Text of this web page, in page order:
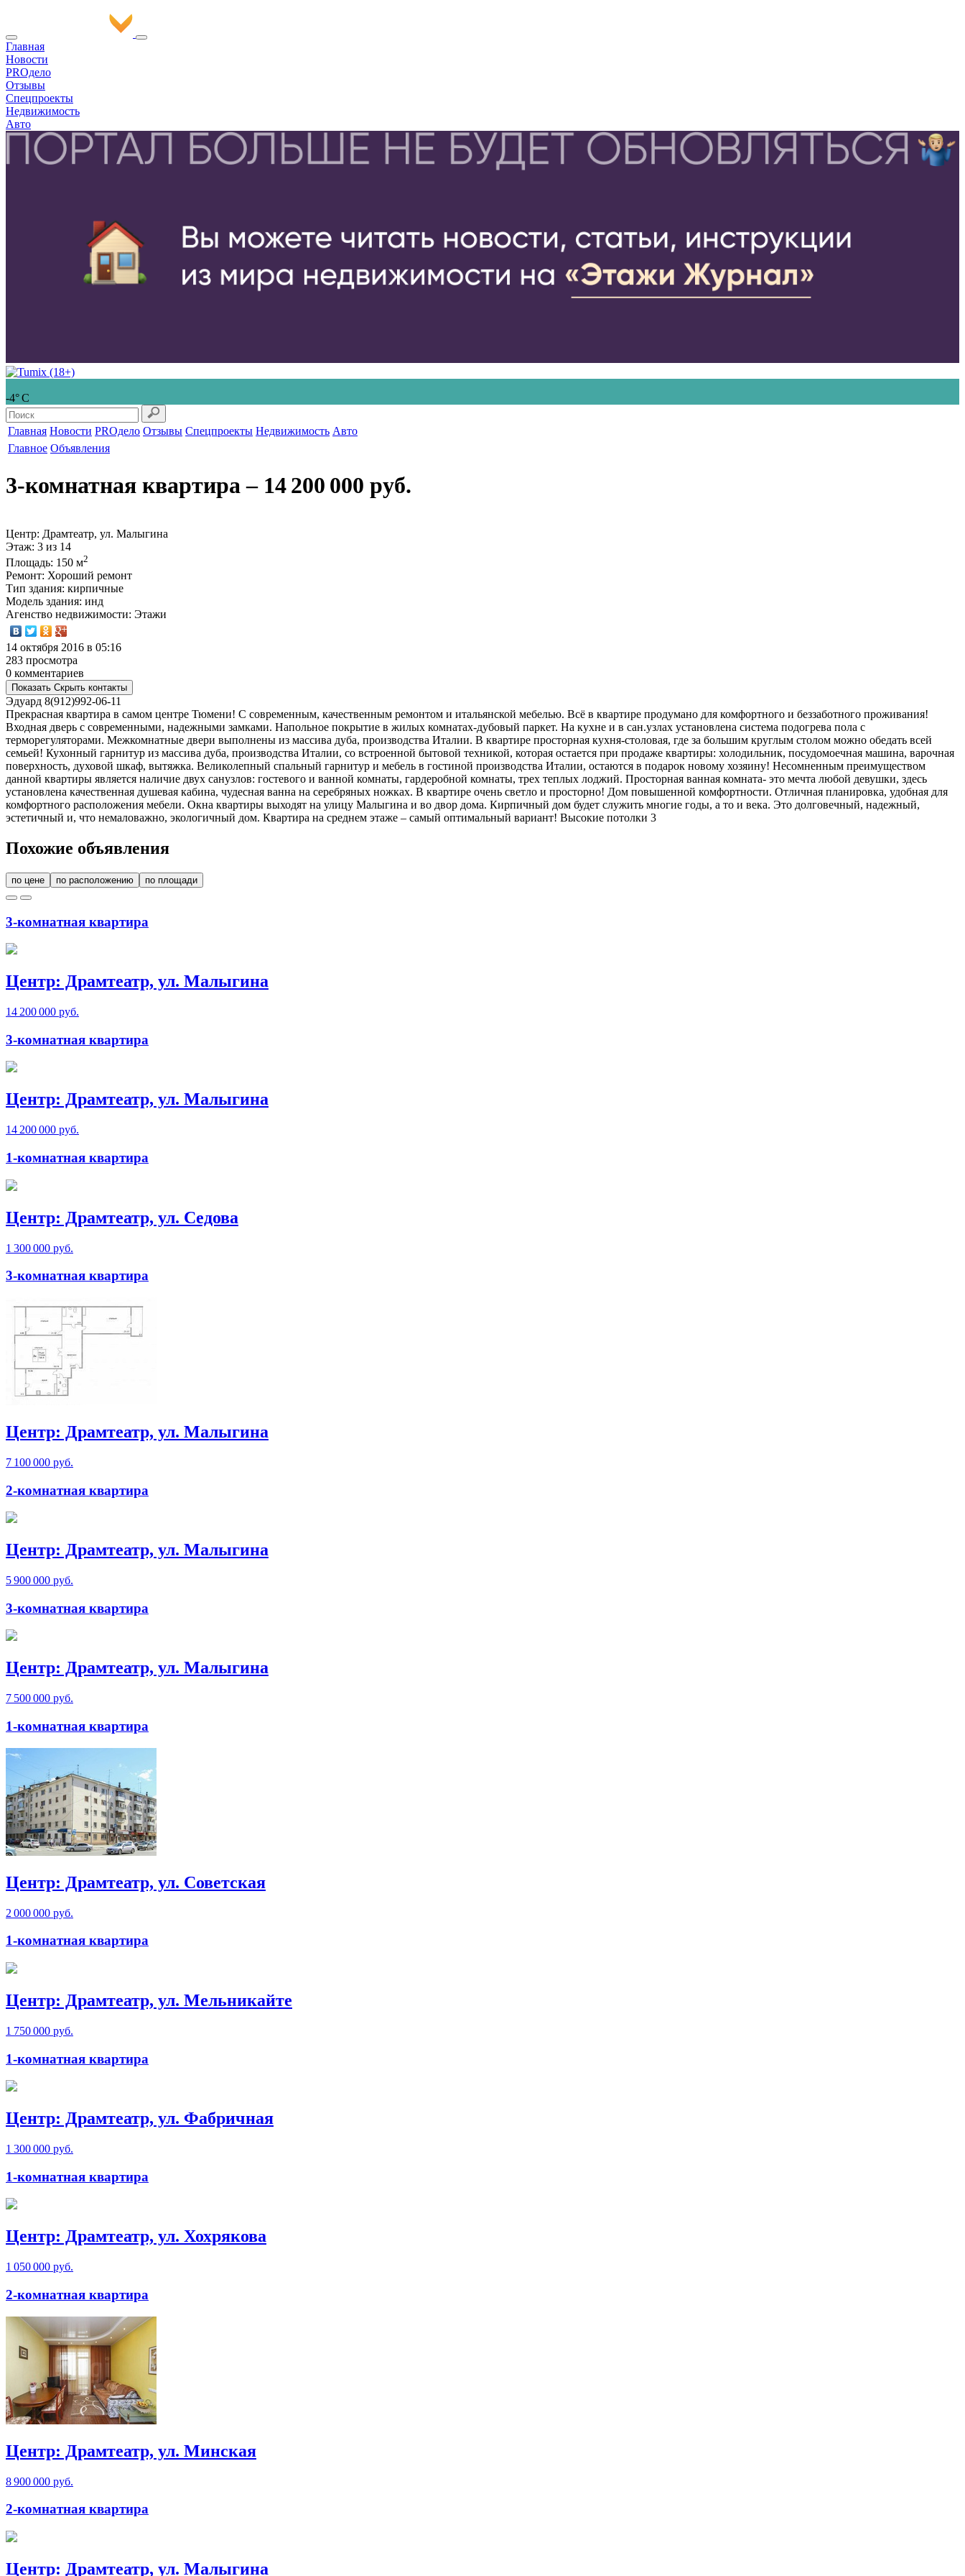
Главная
Новости
PROдело
Отзывы
Спецпроекты
Недвижимость
Авто
-4° С
Главная Новости PROдело Отзывы Спецпроекты Недвижимость Авто
Главное Объявления
3-комнатная квартира‒ 14 200 000 руб.
Центр: Драмтеатр, ул. Малыгина
Этаж: 3 из 14
Площадь: 150 м2
Ремонт: Хороший ремонт
Тип здания: кирпичные
Модель здания: инд
Агенство недвижимости: Этажи
14 октября 2016 в 05:16
283 просмотра
0 комментариев
Показать Скрыть контакты
Эдуард 8(912)992-06-11
Прекрасная квартира в самом центре Тюмени! С современным, качественным ремонтом и итальянской мебелью. Всё в квартире продумано для комфортного и беззаботного проживания!
Входная дверь с современными, надежными замками. Напольное покрытие в жилых комнатах-дубовый паркет. На кухне и в сан.узлах установлена система подогрева пола с
терморегуляторами. Межкомнатные двери выполнены из массива дуба, производства Италии. В квартире просторная кухня-столовая, где за большим круглым столом можно обедать всей
семьей! Кухонный гарнитур из массива дуба, производства Италии, со встроенной бытовой техникой, которая остается при продаже квартиры: холодильник, посудомоечная машина, варочная
поверхность, духовой шкаф, вытяжка. Великолепный спальный гарнитур и мебель в гостиной производства Италии, остаются в подарок новому хозяину! Несомненным преимуществом
данной квартиры является наличие двух санузлов: гостевого и ванной комнаты, гардеробной комнаты, трех теплых лоджий. Просторная ванная комната- это мечта любой девушки, здесь
установлена качественная душевая кабина, чудесная ванна на серебряных ножках. В квартире очень светло и просторно! Дом повышенной комфортности. Отличная планировка, удобная для
комфортного расположения мебели. Окна квартиры выходят на улицу Малыгина и во двор дома. Кирпичный дом будет служить многие годы, а то и века. Это долговечный, надежный,
эстетичный и, что немаловажно, экологичный дом. Квартира на среднем этаже – самый оптимальный вариант! Высокие потолки 3
Похожие объявления
по цене по расположению по площади
3-комнатная квартира
Центр: Драмтеатр, ул. Малыгина
14 200 000 руб.
3-комнатная квартира
Центр: Драмтеатр, ул. Малыгина
14 200 000 руб.
1-комнатная квартира
Центр: Драмтеатр, ул. Седова
1 300 000 руб.
3-комнатная квартира
Центр: Драмтеатр, ул. Малыгина
7 100 000 руб.
2-комнатная квартира
Центр: Драмтеатр, ул. Малыгина
5 900 000 руб.
3-комнатная квартира
Центр: Драмтеатр, ул. Малыгина
7 500 000 руб.
1-комнатная квартира
Центр: Драмтеатр, ул. Советская
2 000 000 руб.
1-комнатная квартира
Центр: Драмтеатр, ул. Мельникайте
1 750 000 руб.
1-комнатная квартира
Центр: Драмтеатр, ул. Фабричная
1 300 000 руб.
1-комнатная квартира
Центр: Драмтеатр, ул. Хохрякова
1 050 000 руб.
2-комнатная квартира
Центр: Драмтеатр, ул. Минская
8 900 000 руб.
2-комнатная квартира
Центр: Драмтеатр, ул. Малыгина